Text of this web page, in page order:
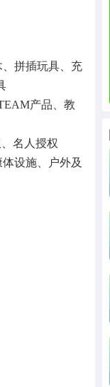
拼插玩具、充
产品、教
名人授权
设施、户外及